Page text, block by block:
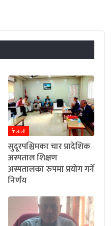
कैलाली
सुदूरपश्चिमका चार प्रादेशिक
अस्पताल शिक्षण
अस्पतालका रुपमा प्रयोग गर्ने
निर्णय